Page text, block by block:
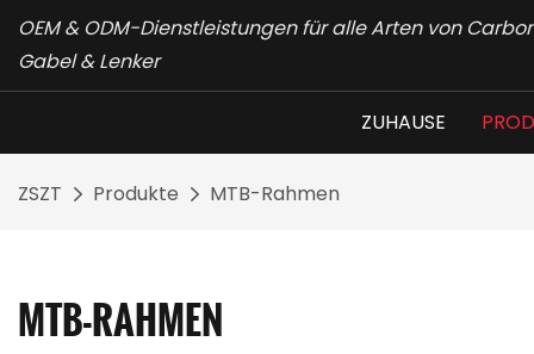
OEM & ODM-Dienstleistungen für alle Arten von
Gabel & Lenker
ZUHAUSE
ZSZT Produkte MTB-Rahmen
MTB-RAHMEN